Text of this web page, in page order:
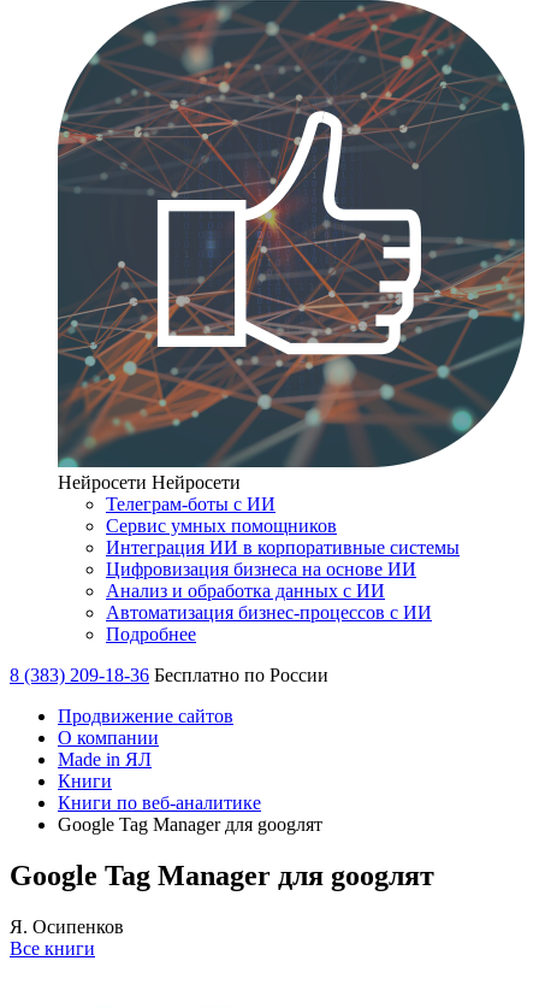
Нейросети Нейросети
Телеграм-боты с ИИ
Сервис умных помощников
Интеграция ИИ в корпоративные системы
Цифровизация бизнеса на основе ИИ
Анализ и обработка данных с ИИ
Автоматизация бизнес-процессов с ИИ
Подробнее
8 (383) 209-18-36 Бесплатно по России
Продвижение сайтов
О компании
Made in ЯЛ
Книги
Книги по веб-аналитике
Google Tag Manager для googлят
Google Tag Manager для googлят
Я. Осипенков
Все книги